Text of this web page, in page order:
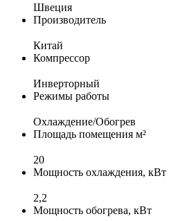
Швеция
Производитель
Китай
Компрессор
Инверторный
Режимы работы
Охлаждение/Обогрев
Площадь помещения м²
20
Мощность охлаждения, кВт
2,2
Мощность обогрева, кВт